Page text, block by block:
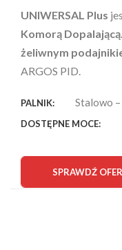
UNIWERSAL Plus
Komorą Dopalającą.
żeliwnym
ARGOS PID.
PALNIK: Stalowo
DOSTĘPNE MOCE:
SPRAWDŹ